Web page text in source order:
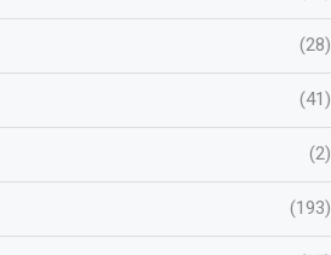
(28)
(41)
(2)
(193)